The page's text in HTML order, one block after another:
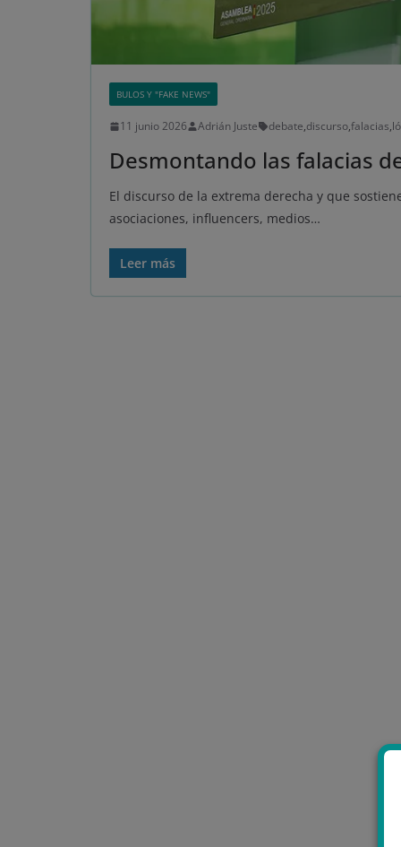
BULOS Y "FAKE NEWS"
11 junio 2026 Adrián Juste debate,discurso,falacias,
Desmontando las falacias
El discurso de la extrema derecha y que
asociaciones, influencers, medios…
Leer más